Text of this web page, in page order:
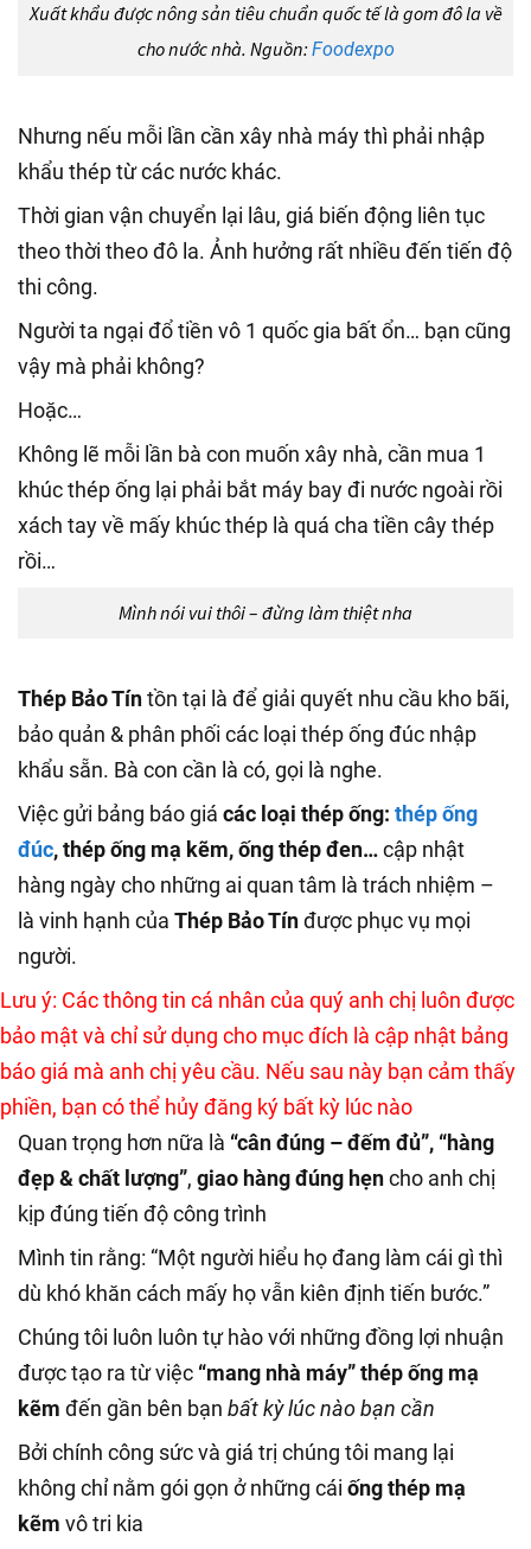
Xuất khẩu được nông sản tiêu chuẩn quốc tế là gom đô la về
cho nước nhà. Nguồn:Foodexpo
Nhưng nếu mỗi lần cần xây nhà máy thì phải nhập
khẩu thép từ các nước khác.
Thời gian vận chuyển lại lâu, giá biến động liên tục
theo thời theo đô la. Ảnh hưởng rất nhiều đến tiến độ
thi công.
Người ta ngại đổ tiền vô 1 quốc gia bất ổn… bạn cũng
vậy mà phải không?
Hoặc…
Không lẽ mỗi lần bà con muốn xây nhà, cần mua 1
khúc thép ống lại phải bắt máy bay đi nước ngoài rồi
xách tay về mấy khúc thép là quá cha tiền cây thép
rồi…
Mình nói vui thôi – đừng làm thiệt nha
Thép Bảo Tíntồn tại là để giải quyết nhu cầu kho bãi,
bảo quản & phân phối các loại thép ống đúc nhập
khẩu sẵn. Bà con cần là có, gọi là nghe.
Việc gửi bảng báo giá các loại thép ống: thép ống
đúc, thép ống mạ kẽm, ống thép đen…cập nhật
hàng ngày cho những ai quan tâm là trách nhiệm –
là vinh hạnh của Thép Bảo Tínđược phục vụ mọi
người.
Lưu ý: Các thông tin cá nhân của quý anh chị luôn được
bảo mật và chỉ sử dụng cho mục đích là cập nhật bảng
báo giá mà anh chị yêu cầu. Nếu sau này bạn cảm thấy
phiền, bạn có thể hủy đăng ký bất kỳ lúc nào
Quan trọng hơn nữa là “cân đúng – đếm đủ”, “hàng
đẹp & chất lượng”, giao hàng đúng hẹncho anh chị
kịp đúng tiến độ công trình
Mình tin rằng: “Một người hiểu họ đang làm cái gì thì
dù khó khăn cách mấy họ vẫn kiên định tiến bước.”
Chúng tôi luôn luôn tự hào với những đồng lợi nhuận
được tạo ra từ việc “mang nhà máy”thép ống mạ
kẽm đến gần bên bạn bất kỳ lúc nào bạn cần
Bởi chính công sức và giá trị chúng tôi mang lại
không chỉ nằm gói gọn ở những cái ống thép mạ
kẽm vô tri kia